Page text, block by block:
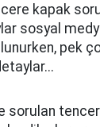
kapak
sosyal
pek
sorulan